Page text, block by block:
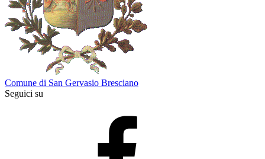
Comune di San Gervasio Bresciano
Seguici su